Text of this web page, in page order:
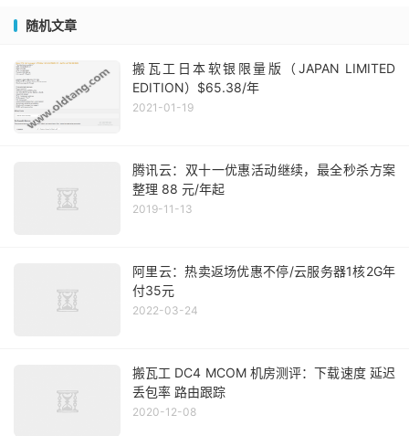
随机文章
搬瓦工日本软银限量版（JAPAN LIMITED
EDITION）$65.38/年
2021-01-19
腾讯云：双十一优惠活动继续，最全秒杀方案
整理 88 元/年起
2019-11-13
阿里云：热卖返场优惠不停/云服务器1核2G年
付35元
2022-03-24
搬瓦工 DC4 MCOM 机房测评：下载速度 延迟
丢包率 路由跟踪
2020-12-08